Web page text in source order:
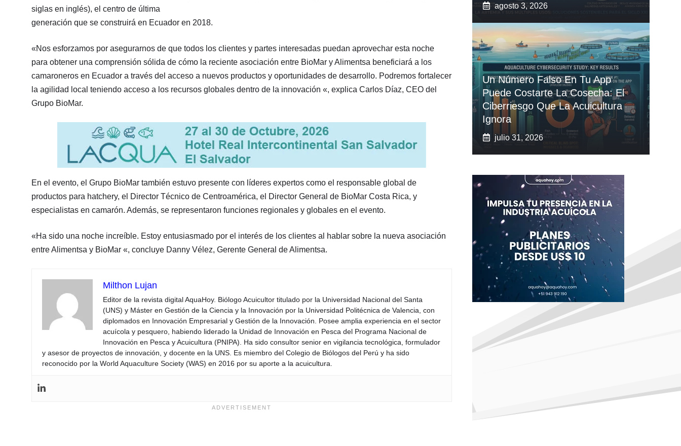
siglas en inglés), el centro de última
generación que se construirá en Ecuador en 2018.
«Nos esforzamos por asegurarnos de que todos los clientes y partes interesadas puedan aprovechar esta noche
para obtener una comprensión sólida de cómo la reciente asociación entre BioMar y Alimentsa beneficiará a los
camaroneros en Ecuador a través del acceso a nuevos productos y oportunidades de desarrollo. Podremos fortalecer
la agilidad local teniendo acceso a los recursos globales dentro de la innovación «, explica Carlos Díaz, CEO del
Grupo BioMar.
En el evento, el Grupo BioMar también estuvo presente con líderes expertos como el responsable global de
productos para hatchery, el Director Técnico de Centroamérica, el Director General de BioMar Costa Rica, y
especialistas en camarón. Además, se representaron funciones regionales y globales en el evento.
«Ha sido una noche increíble. Estoy entusiasmado por el interés de los clientes al hablar sobre la nueva asociación
entre Alimentsa y BioMar «, concluye Danny Vélez, Gerente General de Alimentsa.
Milthon Lujan
Editor de la revista digital AquaHoy. Biólogo Acuicultor titulado por la Universidad Nacional del Santa
(UNS) y Máster en Gestión de la Ciencia y la Innovación por la Universidad Politécnica de Valencia, con
diplomados en Innovación Empresarial y Gestión de la Innovación. Posee amplia experiencia en el sector
acuícola y pesquero, habiendo liderado la Unidad de Innovación en Pesca del Programa Nacional de
Innovación en Pesca y Acuicultura (PNIPA). Ha sido consultor senior en vigilancia tecnológica, formulador
y asesor de proyectos de innovación, y docente en la UNS. Es miembro del Colegio de Biólogos del Perú y ha sido
reconocido por la World Aquaculture Society (WAS) en 2016 por su aporte a la acuicultura.
agosto 3, 2026
Un Número Falso En Tu App
Puede Costarte La Cosecha: El
Ciberriesgo Que La Acuicultura
Ignora
julio 31, 2026